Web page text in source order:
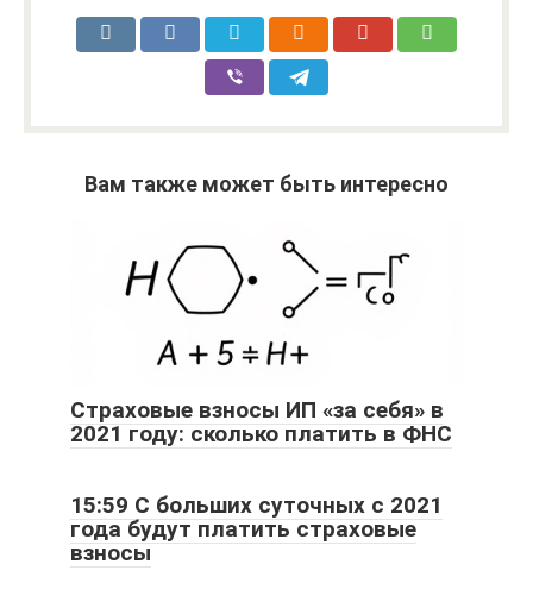
Вам также может быть интересно
Страховые взносы ИП «за себя» в
2021 году: сколько платить в ФНС
15:59 С больших суточных с 2021
года будут платить страховые
взносы